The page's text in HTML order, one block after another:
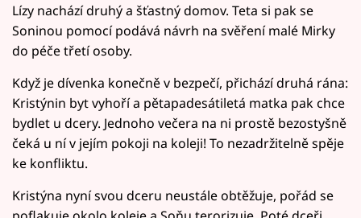
Lízy nachází druhý a šťastný domov. Teta si pak se
Soninou pomocí podává návrh na svěření malé Mirky
do péče třetí osoby.
Když je dívenka konečně v bezpečí, přichází druhá rána:
Kristýnin byt vyhoří a pětapadesátiletá matka pak chce
bydlet u dcery. Jednoho večera na ni prostě bezostyšně
čeká u ní v jejím pokoji na koleji! To nezadržitelně spěje
ke konfliktu.
Kristýna nyní svou dceru neustále obtěžuje, pořád se